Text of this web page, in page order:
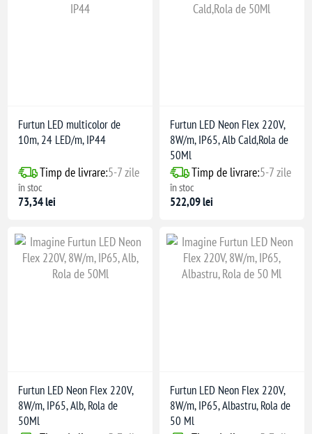
Furtun LED multicolor de
10m, 24 LED/m, IP44
Timp de livrare:5-7 zile
în stoc
73,34 lei
Furtun LED Neon Flex 220V,
8W/m, IP65, Alb Cald,Rola de
50Ml
Timp de livrare:5-7 zile
în stoc
522,09 lei
Furtun LED Neon Flex 220V,
8W/m, IP65, Alb, Rola de
50Ml
Furtun LED Neon Flex 220V,
8W/m, IP65, Albastru, Rola de
50 Ml